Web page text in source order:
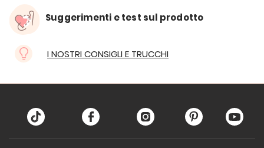
Suggerimenti e test sul prodotto
I NOSTRI CONSIGLI E TRUCCHI